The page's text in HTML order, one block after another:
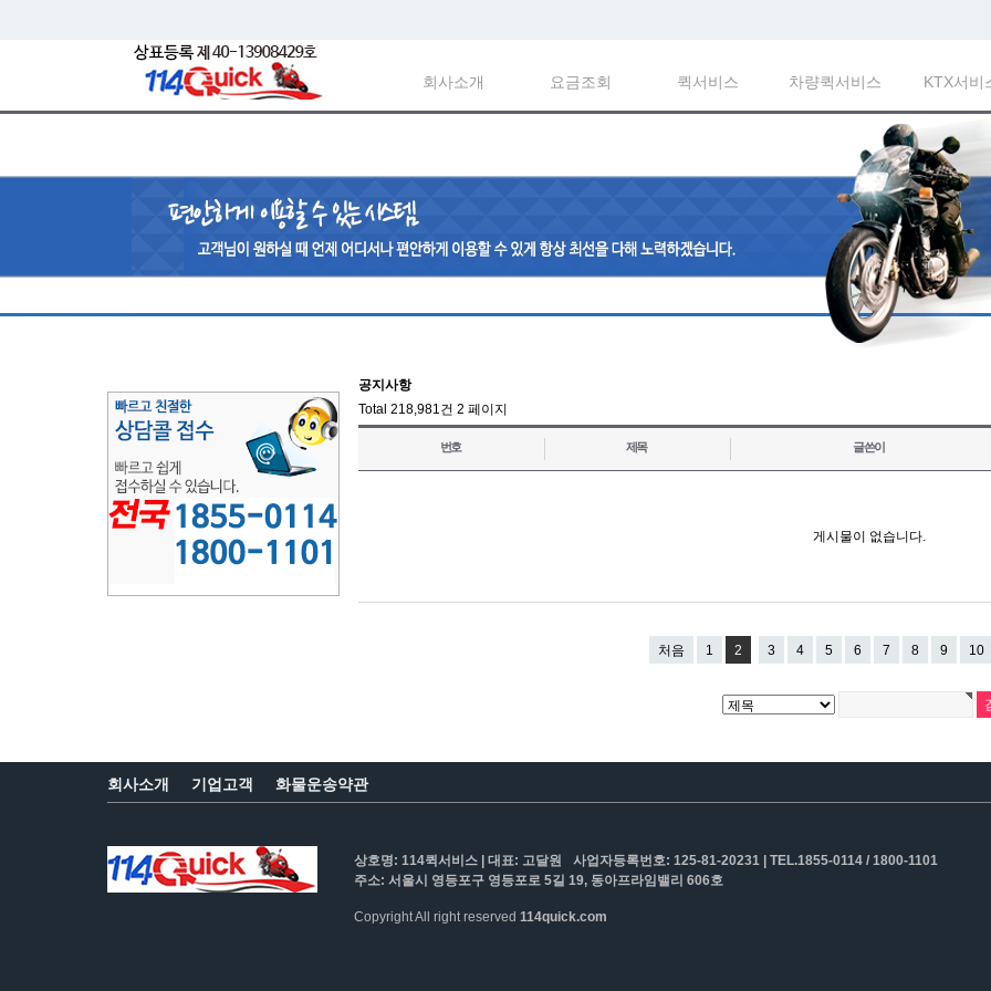
회사소개 요금조회 퀵서비스 차량퀵서비스 KTX서비
공지사항
Total 218,981건 2 페이지
번호 제목 글쓴이
게시물이 없습니다.
처음 1 2 3 4 5 6 7 8 9 10
회사소개 기업고객 화물운송약관
상호명: 114퀵서비스 | 대표: 고달원
사업자등록번호: 125-81-20231 | TEL.1855-0114 / 1800-1101
주소: 서울시 영등포구 영등포로 5길 19, 동아프라임밸리 606호
Copyright All right reserved 114quick.com